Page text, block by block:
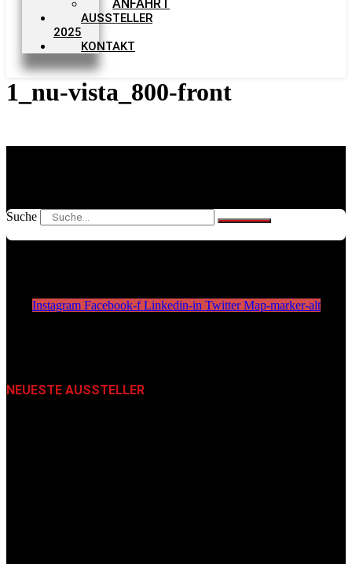
ANFAHRT
AUSSTELLER
2025
KONTAKT
1_nu-vista_800-front
Suche
Instagram Facebook-f Linkedin-in Twitter Map-marker-alt
NEUESTE AUSSTELLER